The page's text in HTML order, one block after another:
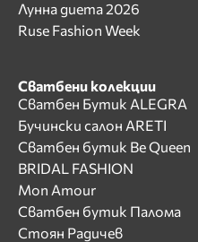
Лунна диета 2026
Ruse Fashion Week
Сватбени колекции
Сватбен Бутик ALEGRA
Бучински салон ARETI
Сватбен бутик Be Queen
BRIDAL FASHION
Mon Amour
Сватбен бутик Палома
Стоян Радичев